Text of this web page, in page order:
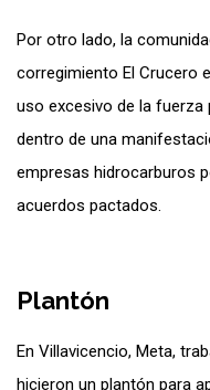
Por otro lado, la
corregimiento El Crucero
uso excesivo de la fuerza
dentro de una
empresas hidrocarburos
acuerdos pactados.
Plantón
En Villavicencio, Meta,
hicieron un plantón para